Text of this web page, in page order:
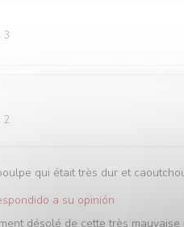
3
2
qui était très dur et
a su opinión
désolé de cette très